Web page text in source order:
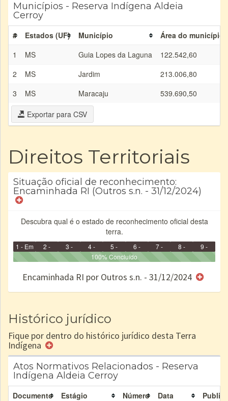
Municípios - Reserva Indígena Aldeia
Cerroy
# Estados (UF) Município
Área do município
1
MS Guia Lopes da Laguna
122.542,60
2
MS Jardim
213.006,80
3
MS Maracaju 539.690,50
Exportar para CSV
Direitos Territoriais
Situação oficial de reconhecimento:
Encaminhada RI (Outros s.n. - 31/12/2024)
Descubra qual é o estado de reconhecimento oficial desta
terra.
1 - Em
2 -
3 -
4 -
Reservada
5 -
Homologada
6 -
Registrada
e/ou
7 -
8 -
9 -
100% Concluído
Encaminhada RI por Outros s.n. - 31/12/2024
Histórico jurídico
Fique por dentro do histórico jurídico desta Terra
Indígena
Atos Normativos Relacionados - Reserva
Indígena Aldeia Cerroy
Documento Estágio Número Data